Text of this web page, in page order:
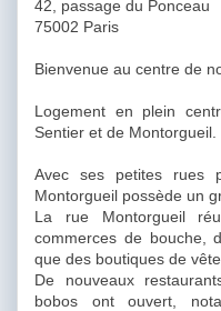
42, passage du Ponceau
75002 Paris
Bienvenue au centre de
Logement en plein
Sentier et de Montorgueil.
Avec ses petites rues
Montorgueil possède un
La rue Montorgueil
commerces de bouche,
que des boutiques de
De nouveaux
bobos ont ouvert,